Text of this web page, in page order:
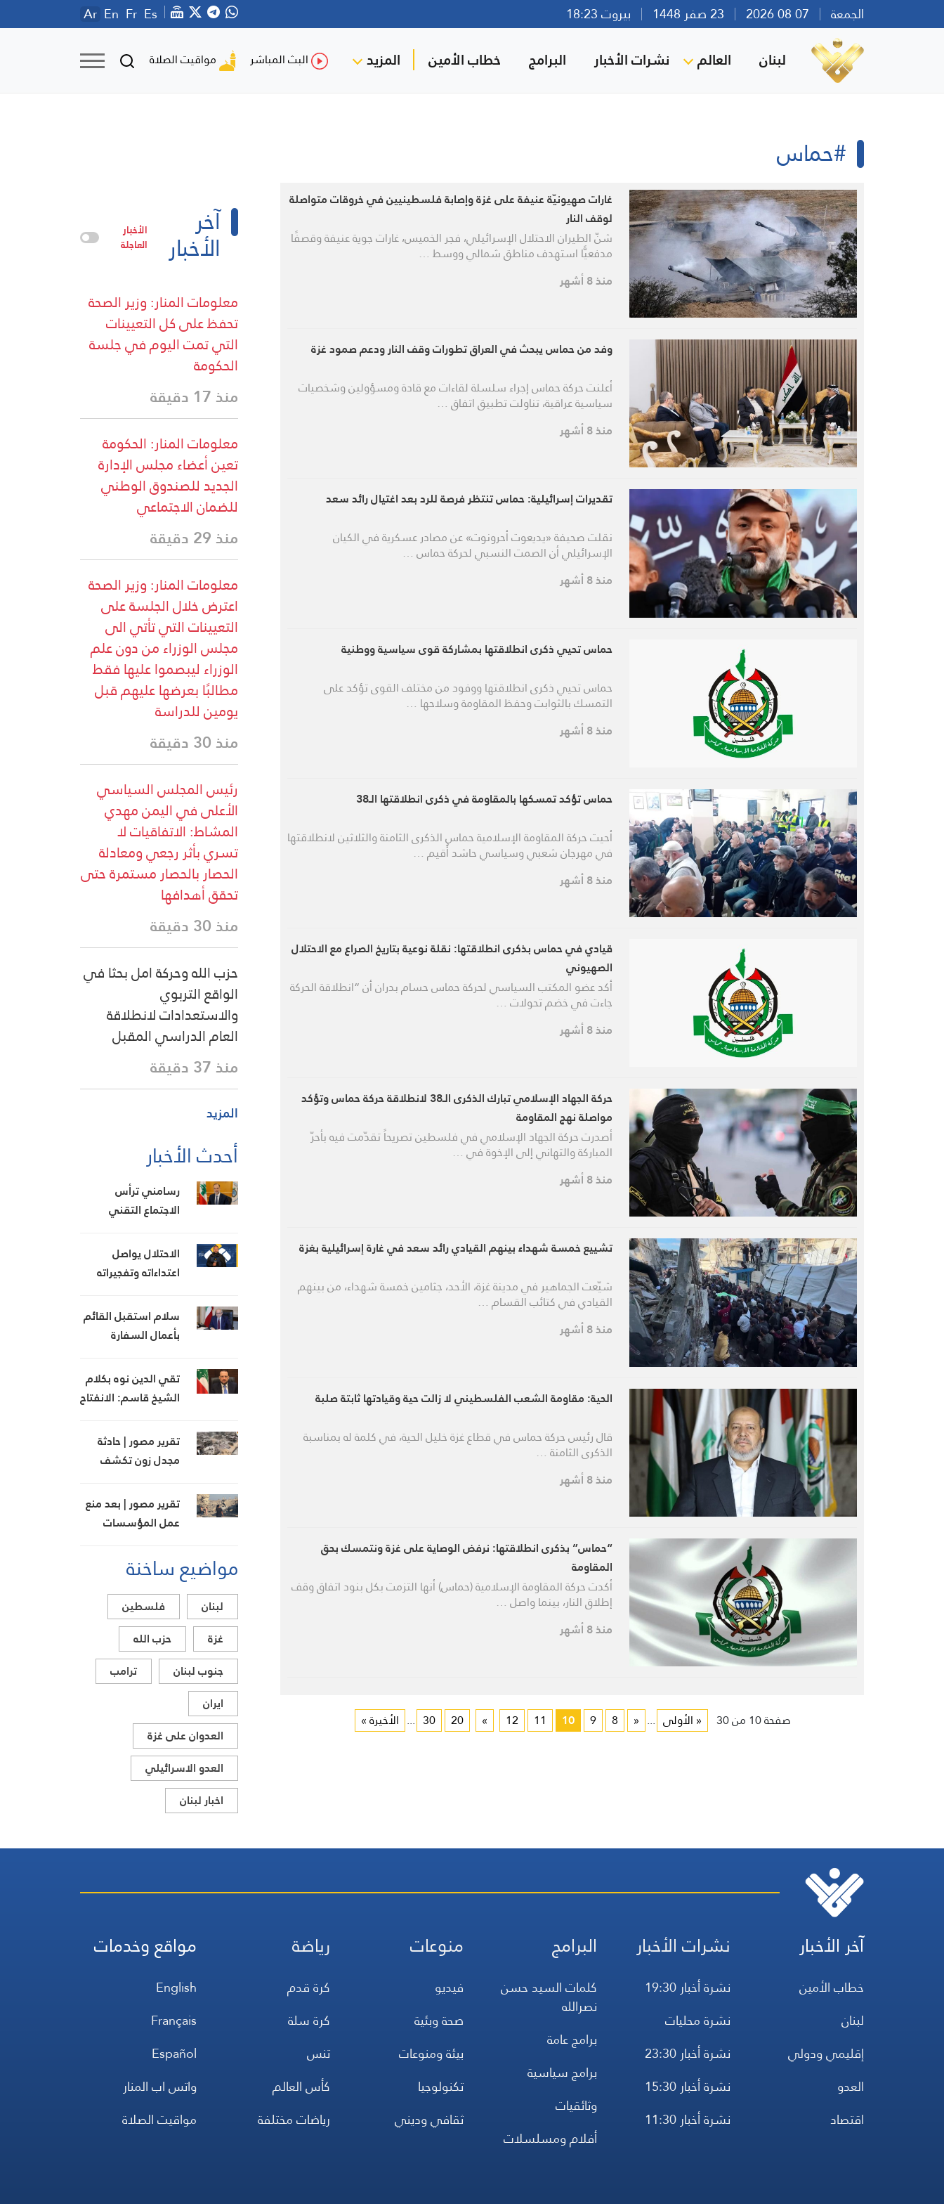
الجمعة بيروت 18:23 Ar En Fr Es
لبنان العالم نشرات الأخبار البرامج خطاب الأمين المزيد البث المباشر مواقيت الصلاة
#حماس
غارات صهيونيّة عنيفة على غزة وإصابة فلسطينيين في خروقات متواصلة
لوقف النار
شنّ الطيران الاحتلال الإسرائيلي، فجر الخميس، غارات جوية عنيفة وقصفًا
مدفعيًّا استهدف مناطق شمالي ووسط …
منذ 8 أشهر
وفد من حماس يبحث في العراق تطورات وقف النار ودعم صمود غزة
أعلنت حركة حماس إجراء سلسلة لقاءات مع قادة ومسؤولين وشخصيات
سياسية عراقية، تناولت تطبيق اتفاق …
منذ 8 أشهر
تقديرات إسرائيلية: حماس تنتظر فرصة للرد بعد اغتيال رائد سعد
نقلت صحيفة «يديعوت أحرونوت» عن مصادر عسكرية في الكيان
الإسرائيلي أن الصمت النسبي لحركة حماس …
منذ 8 أشهر
حماس تحيي ذكرى انطلاقتها بمشاركة قوى سياسية ووطنية
حماس تحيي ذكرى انطلاقتها ووفود من مختلف القوى تؤكد على
التمسك بالثوابت وحفظ المقاومة وسلاحها …
منذ 8 أشهر
حماس تؤكد تمسكها بالمقاومة في ذكرى انطلاقتها الـ38
أحيت حركة المقاومة الإسلامية حماس الذكرى الثامنة والثلاثين لانطلاقتها
في مهرجان شعبي وسياسي حاشد أُقيم …
منذ 8 أشهر
قيادي في حماس بذكرى انطلاقتها: نقلة نوعية بتاريخ الصراع مع الاحتلال
الصهيوني
أكد عضو المكتب السياسي لحركة حماس حسام بدران أن “انطلاقة الحركة
جاءت في خضم تحولات …
منذ 8 أشهر
حركة الجهاد الإسلامي تبارك الذكرى الـ38 لانطلاقة حركة حماس وتؤكد
مواصلة نهج المقاومة
أصدرت حركة الجهاد الإسلامي في فلسطين تصريحاً تقدّمت فيه بأحرّ
المباركة والتهاني إلى الإخوة في …
منذ 8 أشهر
تشييع خمسة شهداء بينهم القيادي رائد سعد في غارة إسرائيلية بغزة
شيّعت الجماهير في مدينة غزة، الأحد، جثامين خمسة شهداء، من بينهم
القيادي في كتائب القسام …
منذ 8 أشهر
الحية: مقاومة الشعب الفلسطيني لا زالت حية وقيادتها ثابتة صلبة
قال رئيس حركة حماس في قطاع غزة خليل الحية، في كلمة له بمناسبة
الذكرى الثامنة …
منذ 8 أشهر
“حماس” بذكرى انطلاقتها: نرفض الوصاية على غزة ونتمسك بحق
المقاومة
أكدت حركة المقاومة الإسلامية (حماس) أنها التزمت بكل بنود اتفاق وقف
إطلاق النار، بينما واصل …
منذ 8 أشهر
صفحة 10 من 30 « الأولى ...
«
8
9
10
11
12
»
20
30
... الأخيرة »
آخر
الأخبار
الأخبار
العاجلة
معلومات المنار: وزير الصحة
تحفظ على كل التعيينات
التي تمت اليوم في جلسة
الحكومة
منذ 17 دقيقة
معلومات المنار: الحكومة
تعين أعضاء مجلس الإدارة
الجديد للصندوق الوطني
للضمان الاجتماعي
منذ 29 دقيقة
معلومات المنار: وزير الصحة
اعترض خلال الجلسة على
التعيينات التي تأتي الى
مجلس الوزراء من دون علم
الوزراء ليبصموا عليها فقط
مطالبًا بعرضها عليهم قبل
يومين للدراسة
منذ 30 دقيقة
رئيس المجلس السياسي
الأعلى في اليمن مهدي
المشاط: الاتفاقيات لا
تسري بأثر رجعي ومعادلة
الحصار بالحصار مستمرة حتى
تحقق أهدافها
منذ 30 دقيقة
حزب الله وحركة امل بحثا في
الواقع التربوي
والاستعدادات لانطلاقة
العام الدراسي المقبل
منذ 37 دقيقة
المزيد
أحدث الأخبار
رسامني ترأس
الاجتماع التقني
لمتابعة مشروع
«IMEC»
الاحتلال يواصل
اعتداءاته وتفجيراته
سلام استقبل القائم
بأعمال السفارة
في تطوير العلاقات
الثنائية
تقي الدين نوه بكلام
الشيخ قاسم: الانفتاح
التواصل ويبني جسور
التفاهم بين الطرفين
تقرير مصور | حادثة
مجدل زون تكشف
تقرير مصور | بعد منع
عمل المؤسسات
المناطق البرتقالية
يواجهون مصيرهم
وحدهم
مواضيع ساخنة
لبنان
فلسطين
غزة
حزب الله
جنوب لبنان
ترامب
ايران
العدوان على غزة
العدو الاسرائيلي
اخبار لبنان
آخر الأخبار
خطاب الأمين
لبنان
إقليمي ودولي
العدو
اقتصاد
نشرات الأخبار
نشرة أخبار 19:30
نشرة محليات
نشرة أخبار 23:30
نشرة أخبار 15:30
نشرة أخبار 11:30
البرامج
كلمات السيد حسن
نصرالله
برامج عامة
برامج سياسية
وثائقيات
أفلام ومسلسلات
منوعات
فيديو
صحة وبئية
بيئة ومنوعات
تكنولوجيا
ثقافي وديني
رياضة
كرة قدم
كرة سلة
تنس
كأس العالم
رياضات مختلفة
مواقع وخدمات
English
Français
Español
واتس اب المنار
مواقيت الصلاة